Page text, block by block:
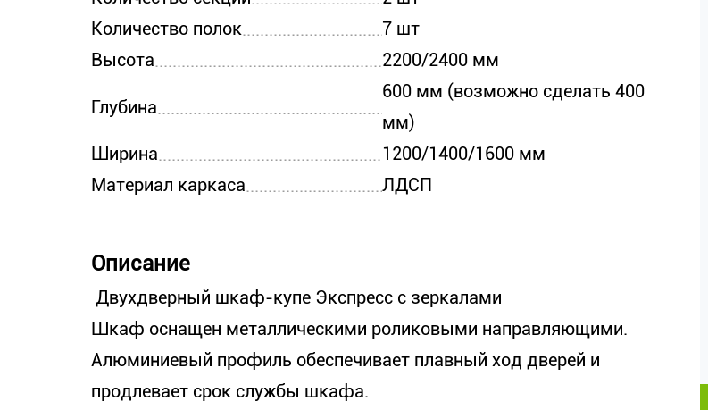
Количество полок
7 шт
Высота
2200/2400 мм
Глубина
600 мм (возможно сделать 400
мм)
Ширина
1200/1400/1600 мм
Материал каркаса
ЛДСП
Описание
Двухдверный шкаф-купе Экспресс с зеркалами
Шкаф оснащен металлическими роликовыми направляющими.
Алюминиевый профиль обеспечивает плавный ход дверей и
продлевает срок службы шкафа.